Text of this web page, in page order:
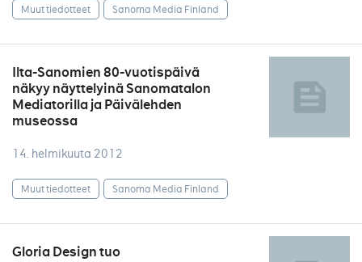
Muut tiedotteet Sanoma Media Finland
Ilta-Sanomien 80-vuotispäivä
näkyy näyttelyinä Sanomatalon
Mediatorilla ja Päivälehden
museossa
14. helmikuuta 2012
Muut tiedotteet Sanoma Media Finland
Gloria Design tuo